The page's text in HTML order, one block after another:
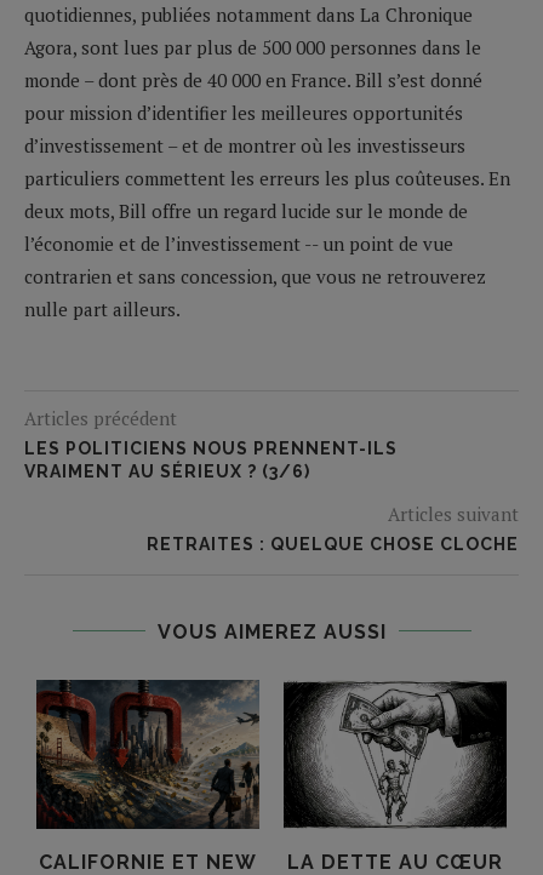
quotidiennes, publiées notamment dans La Chronique
Agora, sont lues par plus de 500 000 personnes dans le
monde – dont près de 40 000 en France. Bill s’est donné
pour mission d’identifier les meilleures opportunités
d’investissement – et de montrer où les investisseurs
particuliers commettent les erreurs les plus coûteuses. En
deux mots, Bill offre un regard lucide sur le monde de
l’économie et de l’investissement -- un point de vue
contrarien et sans concession, que vous ne retrouverez
nulle part ailleurs.
Articles précédent
LES POLITICIENS NOUS PRENNENT-ILS
VRAIMENT AU SÉRIEUX ? (3/6)
Articles suivant
RETRAITES : QUELQUE CHOSE CLOCHE
VOUS AIMEREZ AUSSI
CALIFORNIE ET NEW
LA DETTE AU CŒUR